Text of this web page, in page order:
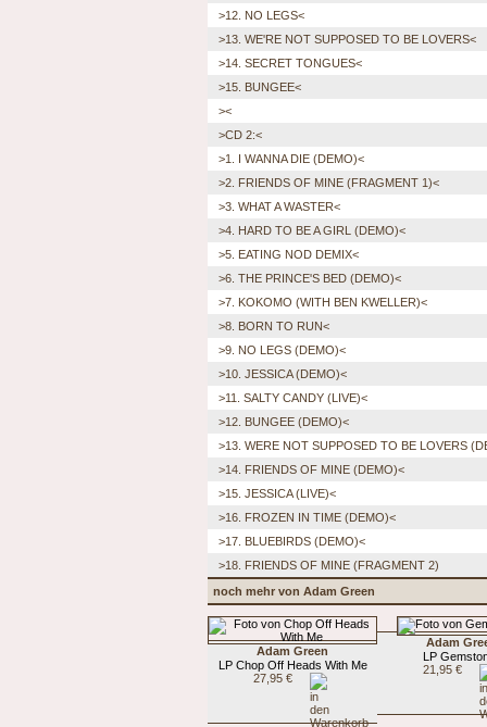
>12. NO LEGS<
>13. WE'RE NOT SUPPOSED TO BE LOVERS<
>14. SECRET TONGUES<
>15. BUNGEE<
><
>CD 2:<
>1. I WANNA DIE (DEMO)<
>2. FRIENDS OF MINE (FRAGMENT 1)<
>3. WHAT A WASTER<
>4. HARD TO BE A GIRL (DEMO)<
>5. EATING NOD DEMIX<
>6. THE PRINCE'S BED (DEMO)<
>7. KOKOMO (WITH BEN KWELLER)<
>8. BORN TO RUN<
>9. NO LEGS (DEMO)<
>10. JESSICA (DEMO)<
>11. SALTY CANDY (LIVE)<
>12. BUNGEE (DEMO)<
>13. WERE NOT SUPPOSED TO BE LOVERS
>14. FRIENDS OF MINE (DEMO)<
>15. JESSICA (LIVE)<
>16. FROZEN IN TIME (DEMO)<
>17. BLUEBIRDS (DEMO)<
>18. FRIENDS OF MINE (FRAGMENT 2)
noch mehr von Adam Green
Adam Green
LP Chop Off Heads With Me
27,95 €
Adam
LP
21,95 €